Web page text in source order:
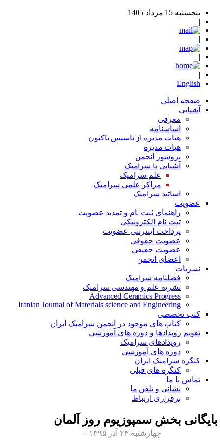
پنجشنبه 15 مرداد 1405
English
صفحه اصلی
آشنایی
معرفی
اساسنامه
هیات مدیره از تاسیس تاکنون
هیات مدیره
بروشور انجمن
آشنایی با سرامیک
علم سرامیک
مراکز علمی سرامیک
اساتید سرامیک
عضویت
راهنمای ثبت نام و تمدید عضویت
ثبت نام الکترونیکی
پرداخت اینترنتی عضویت
عضویت حقوقی
عضویت حقیقی
اعضای انجمن
نشریات
فصلنامه سرامیک
نشریه علم و مهندسی سرامیک
Advanced Ceramics Progress
Iranian Journal of Materials science and Engineering
کتب تخصصی
کتاب های موجود در انجمن سرامیک ایران
تقویم رویدادها و دوره های آموزشی
رویدادهای سرامیک
دوره های آموزشی
کنگره سرامیک ایران
کنگره های قبلی
تماس با ما
نشانی و تلفن ما
برقراری ارتباط
بخشسمپوزیوم روز آلمان
چهارشنبه ۲۴ آذر ۱۳۹۵ -